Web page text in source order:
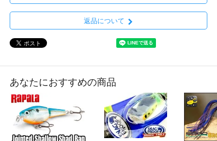
返品について
あなたにおすすめの商品